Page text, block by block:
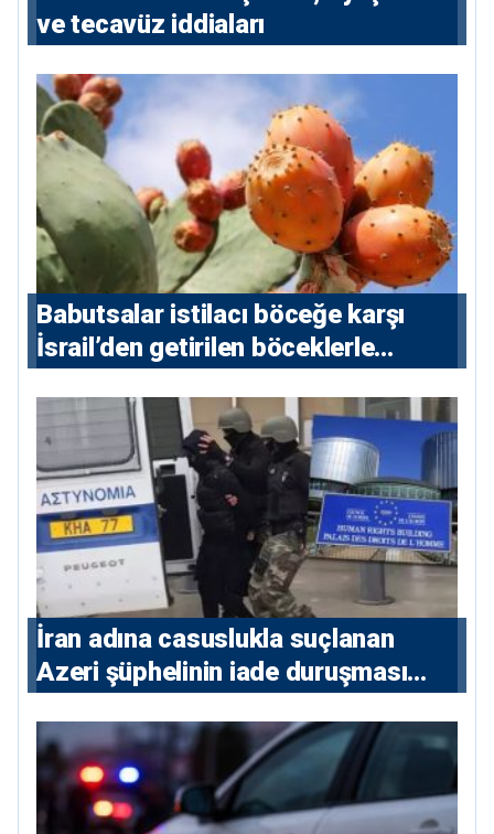
ve tecavüz iddiaları
Babutsalar istilacı böceğe karşı
İsrail’den getirilen böceklerle
İran adına casuslukla suçlanan
Azeri şüphelinin iade duruşması